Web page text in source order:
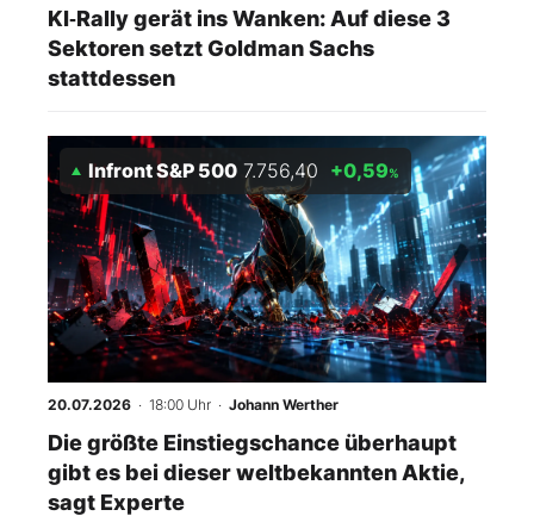
KI‑Rally gerät ins Wanken: Auf diese 3
Sektoren setzt Goldman Sachs
stattdessen
Infront S&P 500 7.756,40 +0,59%
20.07.2026 · 18:00 Uhr · Johann Werther
Die größte Einstiegschance überhaupt
gibt es bei dieser weltbekannten Aktie,
sagt Experte